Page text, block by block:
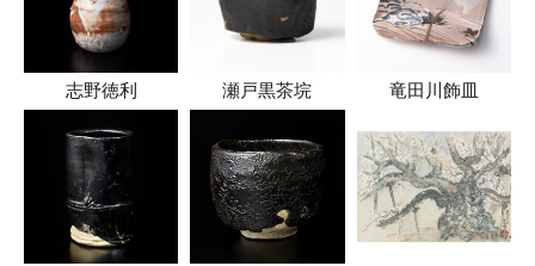
志野徳利 瀬戸黒茶垸 竜田川飾皿